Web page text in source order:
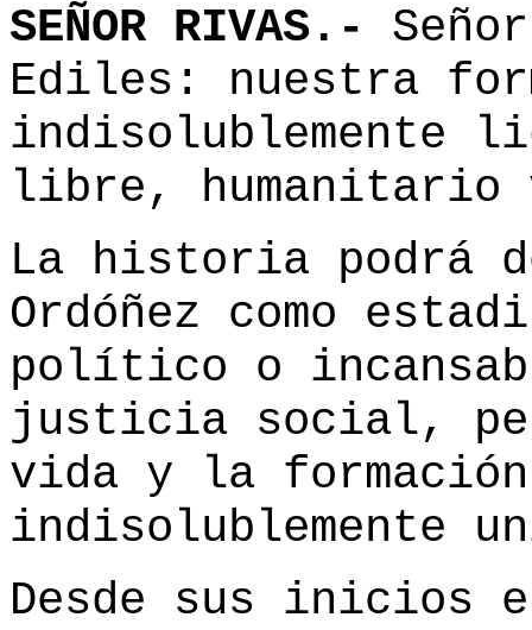
SEÑOR RIVAS.-
Ediles: nuestra
indisolublemente
libre, humanitario
La historia podrá
Ordóñez como
político o
justicia social,
vida y la
indisolublemente
Desde sus inicios